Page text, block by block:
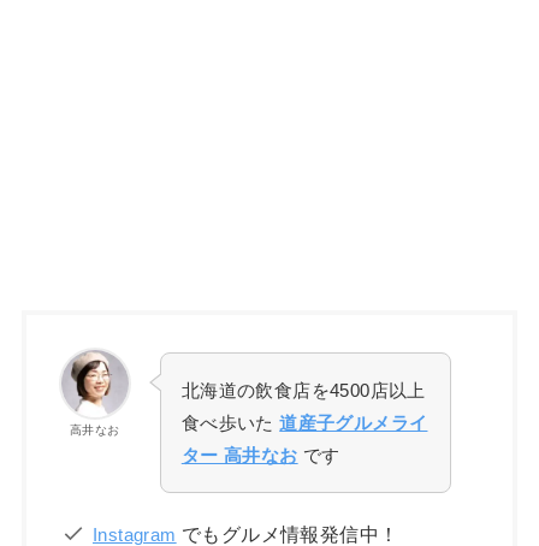
高井なお
北海道の飲食店を4500店以上
食べ歩いた道産子グルメライ
ター 高井なお です
Instagram でもグルメ情報発信中！